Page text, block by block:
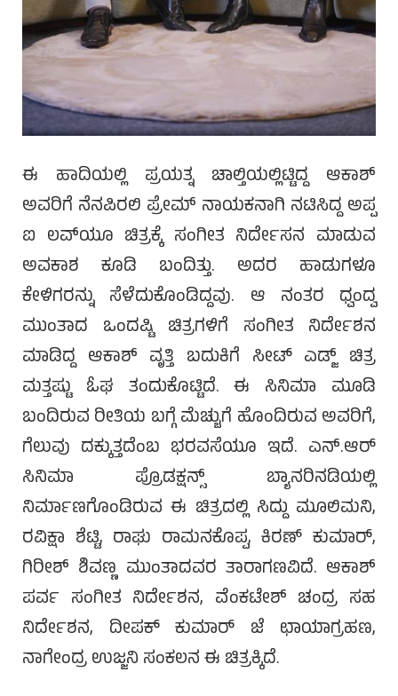
ಈ ಹಾದಿಯಲ್ಲಿ ಪ್ರಯತ್ನ ಚಾಲ್ತಿಯಲ್ಲಿಟ್ಟಿದ್ದ ಆಕಾಶ್
ಅವರಿಗೆ ನೆನಪಿರಲಿ ಪ್ರೇಮ್ ನಾಯಕನಾಗಿ ನಟಿಸಿದ್ದ ಅಪ್ಪ
ಐ ಲವ್‌ಯೂ ಚಿತ್ರಕ್ಕೆ ಸಂಗೀತ ನಿರ್ದೇಸನ ಮಾಡುವ
ಅವಕಾಶ ಕೂಡಿ ಬಂದಿತ್ತು. ಅದರ ಹಾಡುಗಳೂ
ಕೇಳಿಗರನ್ನು ಸೆಳೆದುಕೊಂಡಿದ್ದವು. ಆ ನಂತರ ಧ್ವಂದ್ವ
ಮುಂತಾದ ಒಂದಷ್ಟಿ ಚಿತ್ರಗಳಿಗೆ ಸಂಗೀತ ನಿರ್ದೇಶನ
ಮಾಡಿದ್ದ ಆಕಾಶ್ ವೃತ್ತಿ ಬದುಕಿಗೆ ಸೀಟ್ ಎಡ್ಜ್ ಚಿತ್ರ
ಮತ್ತಷ್ಟು ಓಘ ತಂದುಕೊಟ್ಟಿದೆ. ಈ ಸಿನಿಮಾ ಮೂಡಿ
ಬಂದಿರುವ ರೀತಿಯ ಬಗ್ಗೆ ಮೆಚ್ಚುಗೆ ಹೊಂದಿರುವ ಅವರಿಗೆ,
ಗೆಲುವು ದಕ್ಕುತ್ತದೆಂಬ ಭರವಸೆಯೂ ಇದೆ. ಎನ್.ಆರ್
ಸಿನಿಮಾ ಪ್ರೊಡಕ್ಷನ್ಸ್ ಬ್ಯಾನರಿನಡಿಯಲ್ಲಿ
ನಿರ್ಮಾಣಗೊಂಡಿರುವ ಈ ಚಿತ್ರದಲ್ಲಿ ಸಿದ್ದು ಮೂಲಿಮನಿ,
ರವಿಕ್ಷಾ ಶೆಟ್ಟಿ, ರಾಘು ರಾಮನಕೊಪ್ಪ, ಕಿರಣ್ ಕುಮಾರ್,
ಗಿರೀಶ್ ಶಿವಣ್ಣ ಮುಂತಾದವರ ತಾರಾಗಣವಿದೆ. ಆಕಾಶ್
ಪರ್ವ ಸಂಗೀತ ನಿರ್ದೇಶನ, ವೆಂಕಟೇಶ್ ಚಂದ್ರ ಸಹ
ನಿರ್ದೇಶನ, ದೀಪಕ್ ಕುಮಾರ್ ಜೆ ಛಾಯಾಗ್ರಹಣ,
ನಾಗೇಂದ್ರ ಉಜ್ಜನಿ ಸಂಕಲನ ಈ ಚಿತ್ರಕ್ಕಿದೆ.